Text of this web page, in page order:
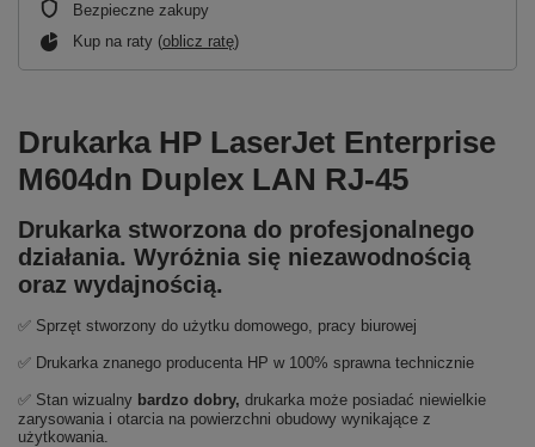
Bezpieczne zakupy
Kup na raty (oblicz ratę)
Drukarka HP LaserJet Enterprise
M604dn Duplex LAN RJ-45
Drukarka stworzona do profesjonalnego
działania. Wyróżnia się niezawodnością
oraz wydajnością.
✅ Sprzęt stworzony do użytku domowego, pracy biurowej
✅ Drukarka znanego producenta HP w 100% sprawna technicznie
✅ Stan wizualny bardzo dobry, drukarka może posiadać niewielkie
zarysowania i otarcia na powierzchni obudowy wynikające z
użytkowania.